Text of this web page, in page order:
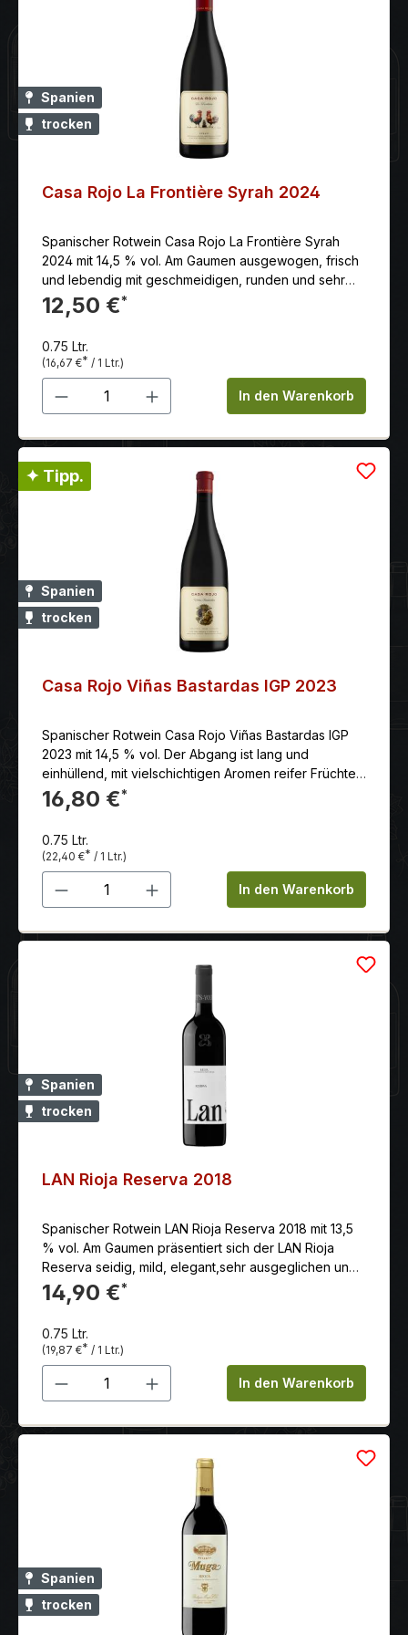
Spanien
trocken
Casa Rojo La Frontière Syrah 2024
Spanischer Rotwein Casa Rojo La Frontière Syrah
2024 mit 14,5 % vol. Am Gaumen ausgewogen, frisch
und lebendig mit geschmeidigen, runden und sehr
gut eingebundenen Tanninen, die ein lebendiges
und saftiges Mundgefühl erzeugen.
12,50 €*
0.75 Ltr.
(16,67 €* / 1 Ltr.)
Produkt Anzahl: Gib denIn den Warenkorb
✦ Tipp.
Spanien
trocken
Casa Rojo Viñas Bastardas IGP 2023
Spanischer Rotwein Casa Rojo Viñas Bastardas IGP
2023 mit 14,5 % vol. Der Abgang ist lang und
einhüllend, mit vielschichtigen Aromen reifer Früchte
und einer subtilen Mineralität, die vom Kalkboden
herrührt. Ein Wein, der sein Terroir widerspiegelt:
16,80 €*
0.75 Ltr.
(22,40 €* / 1 Ltr.)
Produkt Anzahl: Gib denIn den Warenkorb
Spanien
trocken
LAN Rioja Reserva 2018
Spanischer Rotwein LAN Rioja Reserva 2018 mit 13,5
% vol. Am Gaumen präsentiert sich der LAN Rioja
Reserva seidig, mild, elegant,sehr ausgeglichen und
harmonisch mit einem guten Abgang.
14,90 €*
0.75 Ltr.
(19,87 €* / 1 Ltr.)
Produkt Anzahl: Gib denIn den Warenkorb
Spanien
trocken